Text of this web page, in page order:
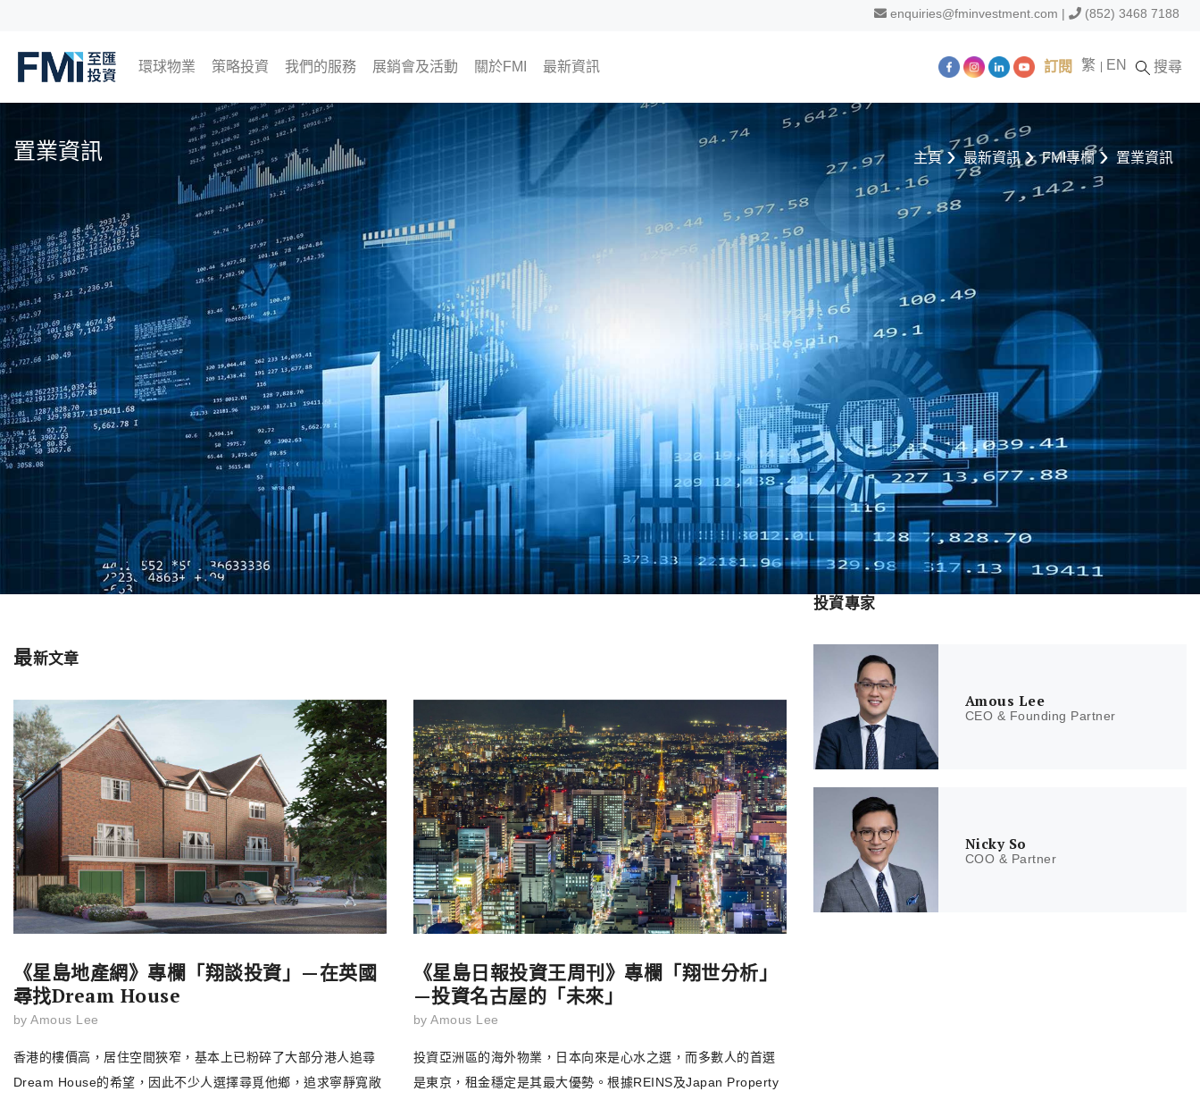
main
enquiries@fminvestment.com | (852) 3468 7188
FMI
環球物業
日本
英國
泰國
馬來西亞
策略投資 我們的服務 展銷會及活動
即將舉行
過往活動
關於FMI
為何選擇FMI FMI Japan 日本房地產開發商
我們的CEO及COO
我們的顧問團隊
The Finest Moment 尊貴會員計劃
會員活動
聯絡我們
加入我們
最新資訊
海外樓市資訊
FMI專欄 置業資訊
翔勝之道
生活角度
FMI頻道
訂閱 繁 EN 搜尋
置業資訊 主頁 最新資訊 FMI專欄 置業資訊
最新文章
《星島地產網》專欄「翔談投資」—在英國
尋找Dream House
by Amous Lee
香港的樓價高，居住空間狹窄，基本上已粉碎了大部分港人追尋
Dream House的希望，因此不少人選擇尋覓他鄉，追求寧靜寬敞
《星島日報投資王周刊》專欄「翔世分析」
—投資名古屋的「未來」
by Amous Lee
投資亞洲區的海外物業，日本向來是心水之選，而多數人的首選
是東京，租金穩定是其最大優勢。根據REINS及Japan Property
投資專家
Amous Lee
CEO & Founding Partner
Nicky So
COO & Partner